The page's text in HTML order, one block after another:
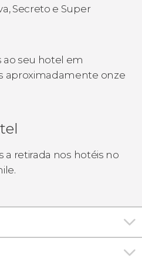
Secreto e Super
ao seu hotel em
aproximadamente onze
a retirada nos hotéis no